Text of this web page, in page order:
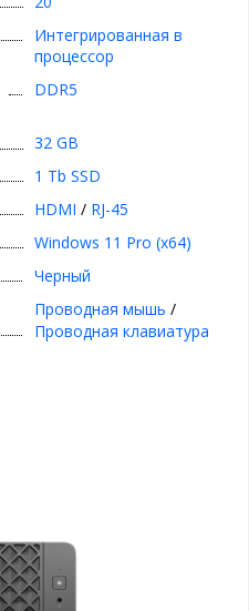
Интегрированная в
процессор
DDR5
32 GB
1 Tb SSD
HDMI / RJ-45
Windows 11 Pro (x64)
Черный
Проводная мышь /
Проводная клавиатура